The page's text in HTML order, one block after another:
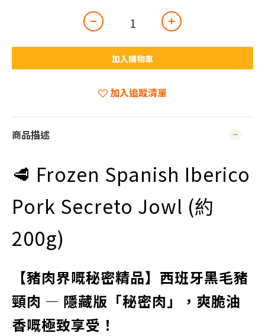
加入購物車
加入追蹤清單
商品描述
🥩 Frozen Spanish Iberico
Pork Secreto Jowl (約
200g)
【豬肉界嘅秘密精品】西班牙黑毛豬
頸肉 — 隱藏版「秘密肉」，爽脆油
香嘅極致享受！